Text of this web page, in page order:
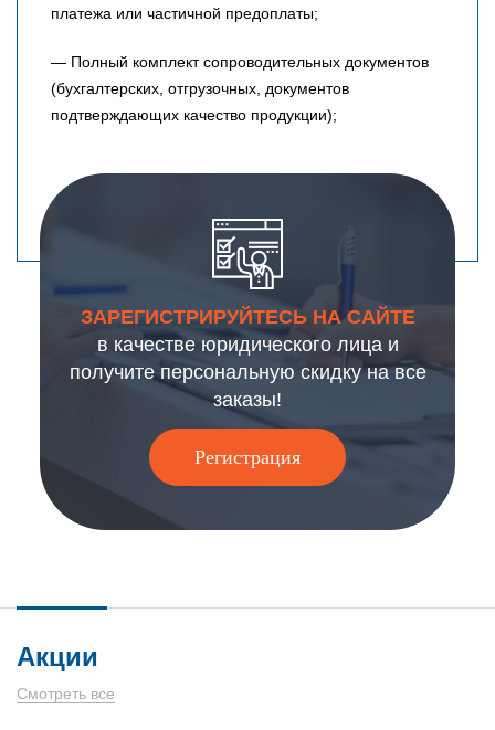
платежа или частичной предоплаты;
— Полный комплект сопроводительных документов
(бухгалтерских, отгрузочных, документов
подтверждающих качество продукции);
ЗАРЕГИСТРИРУЙТЕСЬ НА САЙТЕ
в качестве юридического лица и
получите персональную скидку на все
заказы!
Регистрация
Акции
Смотреть все